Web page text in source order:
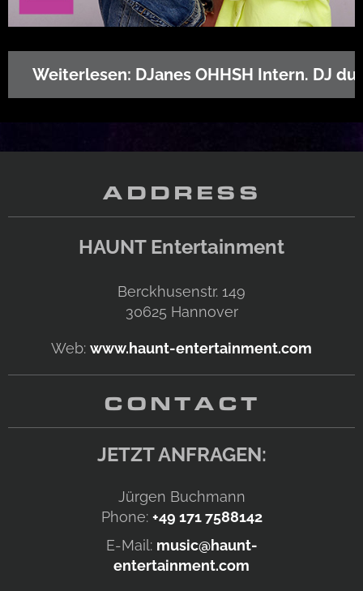
Weiterlesen: DJanes OHHSH Intern. DJ
ADDRESS
HAUNT Entertainment
Berckhusenstr. 149
30625 Hannover
Web: www.haunt-entertainment.com
CONTACT
JETZT ANFRAGEN:
Jürgen Buchmann
Phone: +49 171 7588142
E-Mail: music@haunt-
entertainment.com